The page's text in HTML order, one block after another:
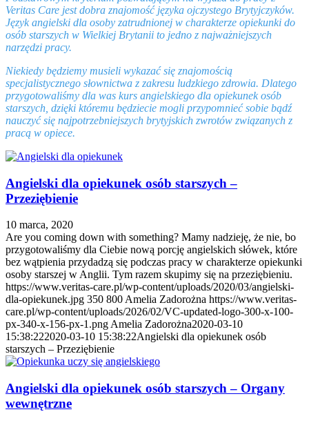
Veritas Care jest dobra znajomość języka ojczystego Brytyjczyków.
Język angielski dla osoby zatrudnionej w charakterze opiekunki do
osób starszych w Wielkiej Brytanii to jedno z najważniejszych
narzędzi pracy.
Niekiedy będziemy musieli wykazać się znajomością
specjalistycznego słownictwa z zakresu ludzkiego zdrowia. Dlatego
przygotowaliśmy dla was kurs angielskiego dla opiekunek osób
starszych, dzięki któremu będziecie mogli przypomnieć sobie bądź
nauczyć się najpotrzebniejszych brytyjskich zwrotów związanych z
pracą w opiece.
Angielski dla opiekunek osób starszych –
Przeziębienie
10 marca, 2020
Are you coming down with something? Mamy nadzieję, że nie, bo
przygotowaliśmy dla Ciebie nową porcję angielskich słówek, które
bez wątpienia przydadzą się podczas pracy w charakterze opiekunki
osoby starszej w Anglii. Tym razem skupimy się na przeziębieniu.
https://www.veritas-care.pl/wp-content/uploads/2020/03/angielski-
dla-opiekunek.jpg 350 800 Amelia Zadorożna https://www.veritas-
care.pl/wp-content/uploads/2026/02/VC-updated-logo-300-x-100-
px-340-x-156-px-1.png Amelia Zadorożna2020-03-10
15:38:222020-03-10 15:38:22Angielski dla opiekunek osób
starszych – Przeziębienie
Angielski dla opiekunek osób starszych – Organy
wewnętrzne